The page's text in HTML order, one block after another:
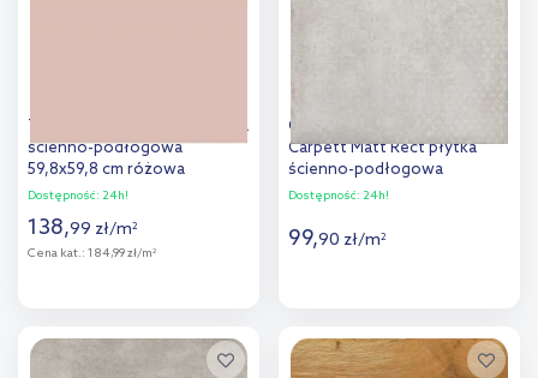
Tubądzin Cielo e Terra płytka
ścienno-podłogowa
59,8x59,8 cm różowa
Dostępność: 24h!
138,99 zł/m2
Cena kat.: 184,99 zł/m2
Cersanit Diverso Light Grey
Carpett Matt Rect płytka
ścienno-podłogowa
59,8x59,8 cm szara
Dostępność: 24h!
99,90 zł/m2
Dodaj do